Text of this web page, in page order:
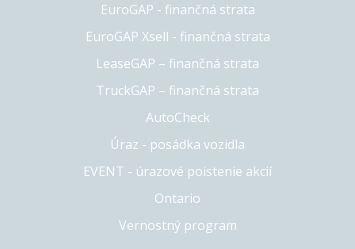
EuroGAP - finančná strata
EuroGAP Xsell - finančná strata
LeaseGAP – finančná strata
TruckGAP – finančná strata
AutoCheck
Úraz - posádka vozidla
EVENT - úrazové poistenie akcií
Ontario
Vernostný program